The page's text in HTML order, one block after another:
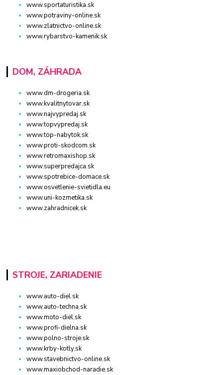
www.sportaturistika.sk
www.potraviny-online.sk
www.zlatnictvo-online.sk
www.rybarstvo-kamenik.sk
DOM, ZÁHRADA
www.dm-drogeria.sk
www.kvalitnytovar.sk
www.najvypredaj.sk
www.topvypredaj.sk
www.top-nabytok.sk
www.proti-skodcom.sk
www.retromaxishop.sk
www.superpredajca.sk
www.spotrebice-domace.sk
www.osvetlenie-svietidla.eu
www.uni-kozmetika.sk
www.zahradnicek.sk
STROJE, ZARIADENIE
www.auto-diel.sk
www.auto-techna.sk
www.moto-diel.sk
www.profi-dielna.sk
www.polno-stroje.sk
www.krby-kotly.sk
www.stavebnictvo-online.sk
www.maxiobchod-naradie.sk